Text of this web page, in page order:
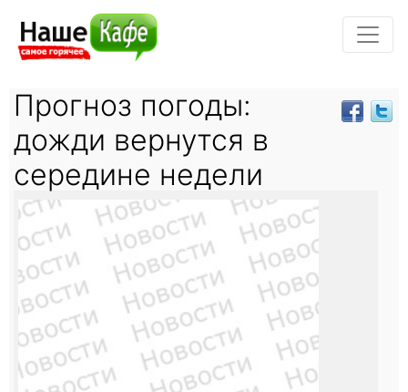
Прогноз погоды:
дожди вернутся в
середине недели